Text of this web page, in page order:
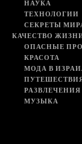
НАУКА
ТЕХНОЛОГИИ
СЕКРЕТЫ
КАЧЕСТВО
ОПАСНЫЕ
КРАСОТА
МОДА В
РАЗВЛЕЧЕНИЯ
МУЗЫКА